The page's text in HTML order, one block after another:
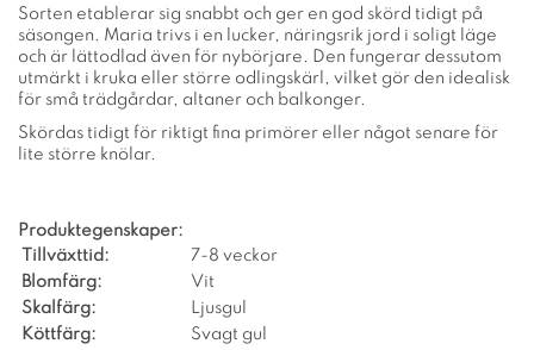
Sorten etablerar sig snabbt och ger en god skörd tidigt på
säsongen. Maria trivs i en lucker, näringsrik jord i soligt läge
och är lättodlad även för nybörjare. Den fungerar dessutom
utmärkt i kruka eller större odlingskärl, vilket gör den idealisk
för små trädgårdar, altaner och balkonger.
Skördas tidigt för riktigt fina primörer eller något senare för
lite större knölar.
Produktegenskaper:
Tillväxttid:
7-8 veckor
Blomfärg:
Vit
Skalfärg:
Ljusgul
Köttfärg:
Svagt gul